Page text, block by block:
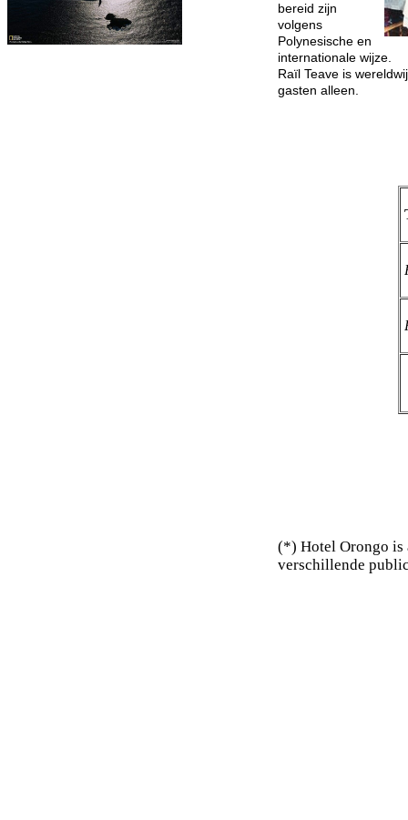
bereid zijn
volgens
Polynesische en
internationale wijze.
Raïl Teave is
gasten alleen.
(*) Hotel Orongo is
verschillende